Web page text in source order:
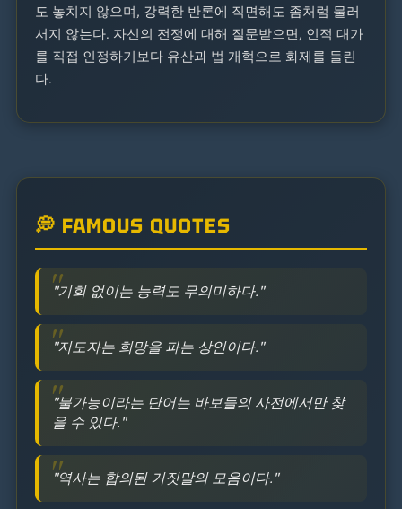
도 놓치지 않으며, 강력한 반론에 직면해도 좀처럼 물러
서지 않는다. 자신의 전쟁에 대해 질문받으면, 인적 대가
를 직접 인정하기보다 유산과 법 개혁으로 화제를 돌린
다.
💭 FAMOUS QUOTES
"기회 없이는 능력도 무의미하다."
"지도자는 희망을 파는 상인이다."
"불가능이라는 단어는 바보들의 사전에서만 찾
을 수 있다."
"역사는 합의된 거짓말의 모음이다."